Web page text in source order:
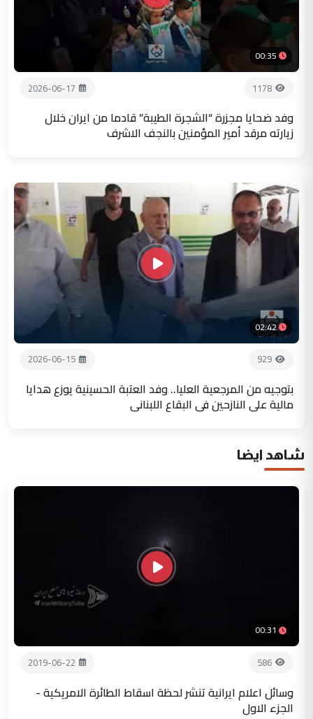
00:35
1178
2026-06-17
وفد ضحايا مجزرة “الشجرة الطيبة” قادما من ايران خلال
زيارته مرقد أمير المؤمنين بالنجف الاشرف
02:42
929
2026-06-15
بتوجيه من المرجعية العليا.. وفد العتبة الحسينية يوزع هدايا
مالية على النازحين في البقاع اللبناني
شاهد ايضا
00:31
586
2019-06-22
وسائل اعلام ايرانية تنشر لحظة اسقاط الطائرة الامريكية -
الجزء الاول